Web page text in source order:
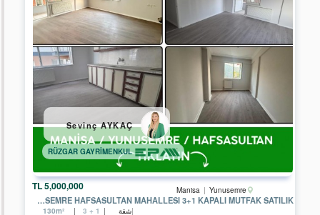
EPA
İSTANBUL
ULUS
TEMSİLCİLİĞİ
GÖLBAŞI
BODRUM
YALIKAVAK
TEMSİLCİLİĞİ
EPA
İZMİR
CADDE
5,000,000 TL Manisa Yunusemre
MANISA YUNUSEMRE HAFSASULTAN MAHALLESI 3+1 KAPALI MUTFAK SATILIK
شقة 130m² 3 + 1
RÜZGAR GAYRİMENKUL
Sevinç AYKAÇ